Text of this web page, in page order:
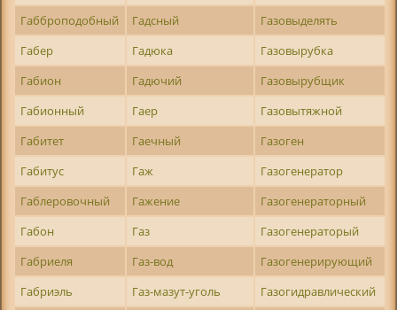
Габброподобный
Гадсный
Газовыделять
Габер
Гадюка
Газовырубка
Габион
Гадючий
Газовырубщик
Габионный
Гаер
Газовытяжной
Габитет
Гаечный
Газоген
Габитус
Гаж
Газогенератор
Габлеровочный
Гажение
Газогенераторный
Габон
Газ
Газогенераторый
Габриеля
Газ-вод
Газогенерирующий
Габриэль
Газ-мазут-уголь
Газогидравлический